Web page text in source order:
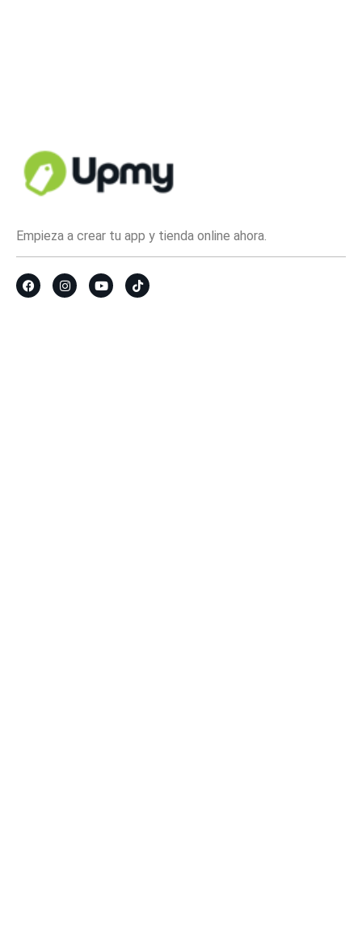
Empieza a crear tu app y tienda online ahora.